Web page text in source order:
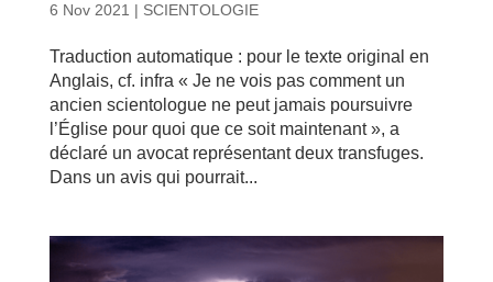
6 Nov 2021 | SCIENTOLOGIE
Traduction automatique : pour le texte original en
Anglais, cf. infra « Je ne vois pas comment un
ancien scientologue ne peut jamais poursuivre
l’Église pour quoi que ce soit maintenant », a
déclaré un avocat représentant deux transfuges.
Dans un avis qui pourrait...